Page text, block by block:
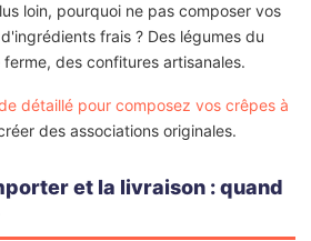
loin, pourquoi ne pas composer vos
frais ? Des légumes du
des confitures artisanales.
détaillé pour composez vos crêpes à
des associations originales.
et la livraison : quand